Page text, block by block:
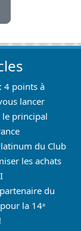
4 points à
lancer
le principal
du Club
les achats
du
la 14ᵉ